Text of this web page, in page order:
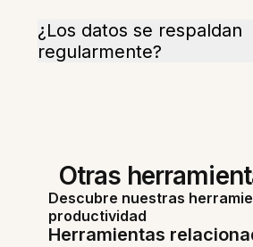
¿Los datos se respaldan
regularmente?
Otras
Descubre nuestras
productividad
Herramientas